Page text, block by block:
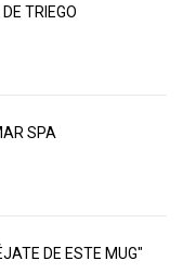
TRIEGO
SPA
DE ESTE MUG"